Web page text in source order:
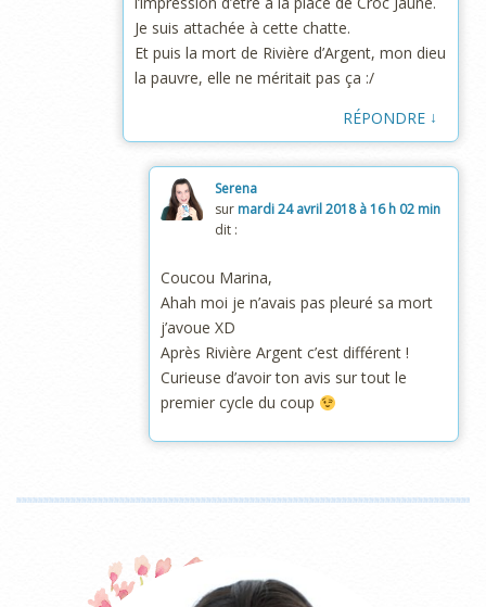
Je suis attachée à cette chatte.
Et puis la mort de Rivière d’Argent, mon dieu
la pauvre, elle ne méritait pas ça :/
RÉPONDRE ↓
Serena
sur mardi 24 avril 2018 à 16 h 02 min
dit :
Coucou Marina,
Ahah moi je n’avais pas pleuré sa mort
j’avoue XD
Après Rivière Argent c’est différent !
Curieuse d’avoir ton avis sur tout le
premier cycle du coup